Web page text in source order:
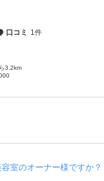
口コミ 1件
3.2km
室のオーナー様ですか？